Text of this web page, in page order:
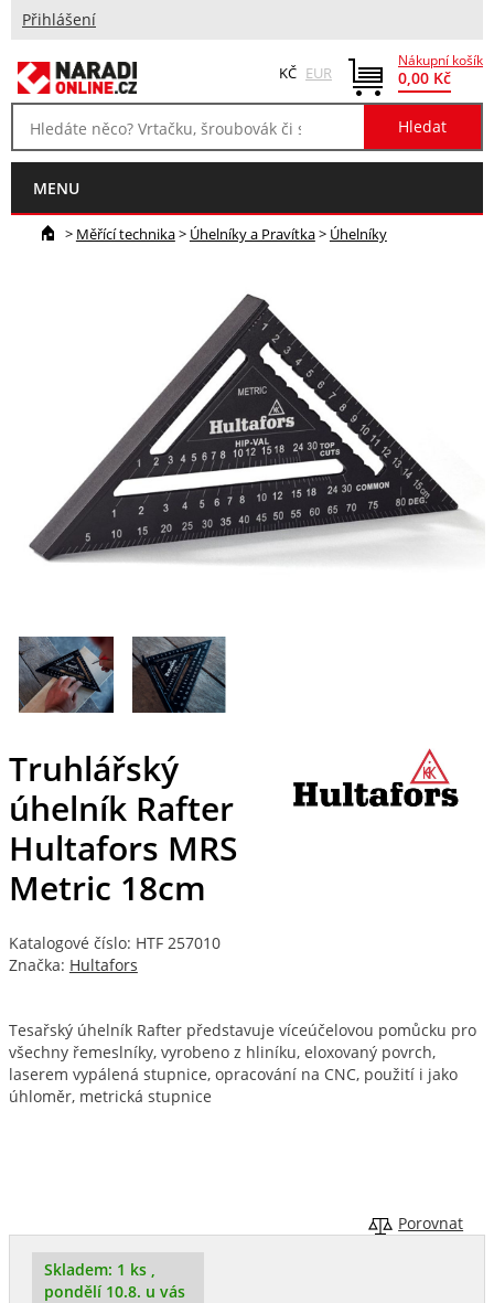
Přihlášení
Nákupní košík
0,00 Kč
KČ EUR
MENU
> Měřící technika> Úhelníky a Pravítka> Úhelníky
Truhlářský
úhelník Rafter
Hultafors MRS
Metric 18cm
Katalogové číslo: HTF 257010
Značka: Hultafors
Tesařský úhelník Rafter představuje víceúčelovou pomůcku pro
všechny řemeslníky, vyrobeno z hliníku, eloxovaný povrch,
laserem vypálená stupnice, opracování na CNC, použití i jako
úhloměr, metrická stupnice
Porovnat
Skladem: 1 ks ,
pondělí 10.8. u vás